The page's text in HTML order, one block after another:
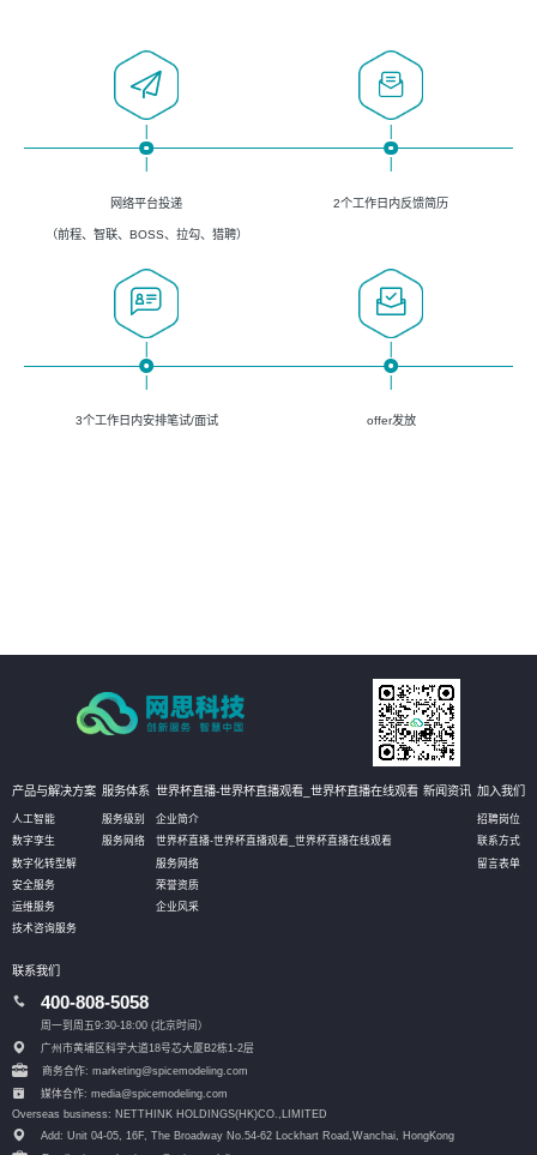
网络平台投递
（前程、智联、BOSS、拉勾、猎聘）
2个工作日内反馈简历
3个工作日内安排笔试/面试 offer发放
产品与解决方案
人工智能
数字孪生
数字化转型解
安全服务
运维服务
技术咨询服务
服务体系
服务级别
服务网络
世界杯直播-世界杯直播观看_世界杯直播在线观看
企业简介
世界杯直播-世界杯直播观看_世界杯直播在线观看
服务网络
荣誉资质
企业风采
新闻资讯 加入我们
招聘岗位
联系方式
留言表单
联系我们
400-808-5058
周一到周五9:30-18:00 (北京时间）
广州市黄埔区科学大道18号芯大厦B2栋1-2层
商务合作: marketing@spicemodeling.com
媒体合作: media@spicemodeling.com
Overseas business: NETTHINK HOLDINGS(HK)CO.,LIMITED
Add: Unit 04-05, 16F, The Broadway No.54-62 Lockhart Road, Wanchai, HongKong